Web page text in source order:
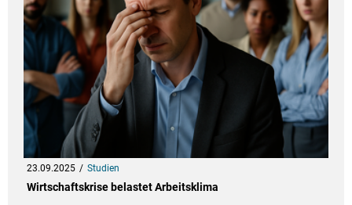
23.09.2025 Studien
Wirtschaftskrise belastet Arbeitsklima